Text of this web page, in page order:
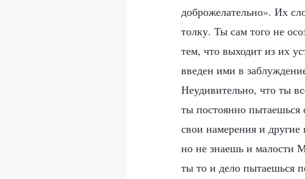
доброжелательно». Их
толку. Ты сам того не
тем, что выходит из их
введен ими в
Неудивительно, что ты
ты постоянно пытаешься
свои намерения и
но не знаешь и малости
ты то и дело пытаешься